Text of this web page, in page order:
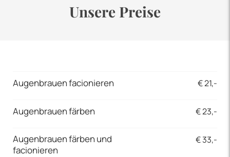
Unsere Preise
Augenbrauen facionieren € 21,-
Augenbrauen färben € 23,-
Augenbrauen färben und
facionieren
€ 33,-